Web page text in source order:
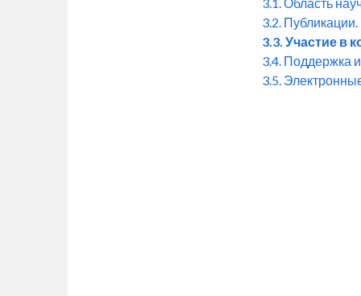
3.2. Публикации.
3.3. Участие в
3.4. Поддержка
3.5.